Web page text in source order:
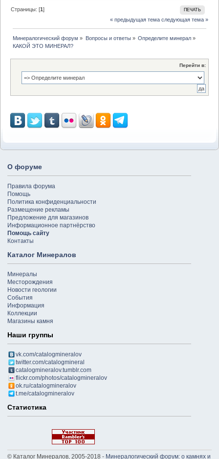
ПЕЧАТЬ
Страницы: [1]
« предыдущая тема следующая тема »
Минералогический форум » Вопросы и ответы» Определите минерал»
КАКОЙ ЭТО МИНЕРАЛ?
Перейти в:
О форуме
Правила форума
Помощь
Политика конфиденциальности
Размещение рекламы
Предложение для магазинов
Информационное партнёрство
Помощь сайту
Контакты
Каталог Минералов
Минералы
Месторождения
Новости геологии
События
Информация
Коллекции
Магазины камня
Наши группы
vk.com/catalogmineralov
twitter.com/catalogmineral
catalogmineralov.tumblr.com
flickr.com/photos/catalogmineralov
ok.ru/catalogmineralov
t.me/catalogmineralov
Статистика
© Каталог Минералов, 2005-2018 - Минералогический форум: о камнях и